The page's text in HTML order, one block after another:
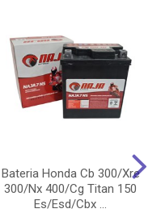
Bateria Honda Cb 300/Xre
300/Nx 400/Cg Titan 150
Es/Esd/Cbx ...